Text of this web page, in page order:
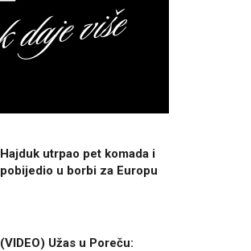
Hajduk utrpao pet komada i
pobijedio u borbi za Europu
(VIDEO) Užas u Poreču: